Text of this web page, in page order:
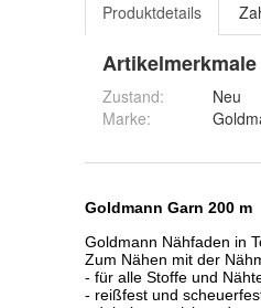
Produktdetails
Artikelmerkmale
Zustand:
Neu
Marke: